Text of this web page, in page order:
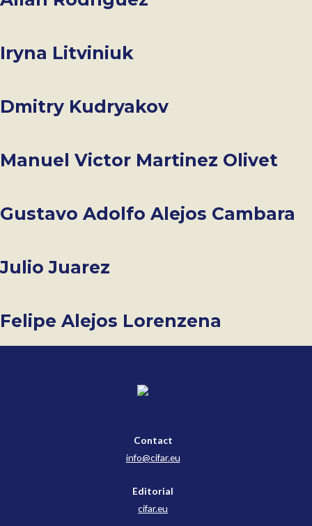
Iryna Litviniuk
Dmitry Kudryakov
Manuel Victor Martinez Olivet
Gustavo Adolfo Alejos Cambara
Julio Juarez
Felipe Alejos Lorenzena
Contact
info@cifar.eu
Editorial
cifar.eu